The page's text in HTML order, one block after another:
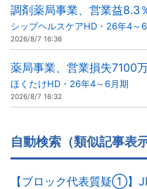
調剤薬局事業、営業益8.3
シップヘルスケアHD・26年4～
2026/8/7 16:36
薬局事業、営業損失7100
ほくたけHD・26年4～6月期
2026/8/7 16:32
自動検索（類似記事表示
【ブロック代表質疑①】